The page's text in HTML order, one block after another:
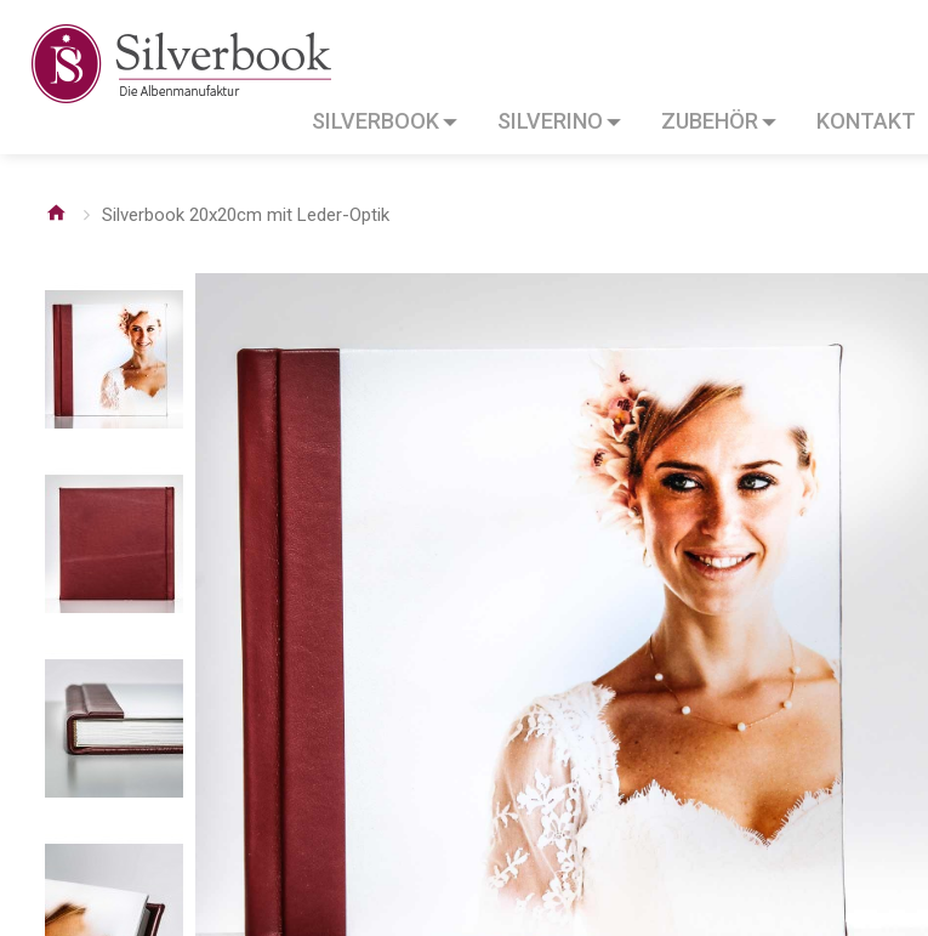
SILVERBOOK SILVERINO ZUBEHÖR KONTAKT
Silverbook 20x20cm mit Leder-Optik